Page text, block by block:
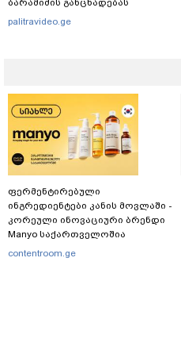
ბარამიძის განცხადებას
ეხმაურება
palitravideo.ge
ფერმენტირებული
ინგრედიენტები კანის მოვლაში -
კორეული ინოვაციური ბრენდი
Manyo საქართველოშია
contentroom.ge